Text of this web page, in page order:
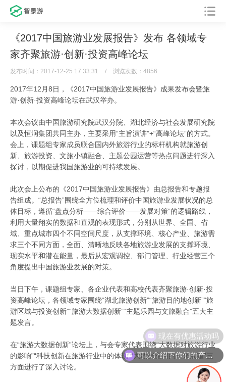
《2017中国旅游业发展报告》发布 各领域专
家齐聚旅游·创新·投资高峰论坛
发布时间：2017-12-25 17:33:31 / 浏览次数：4856
2017年12月8日，《2017中国旅游业发展报告》成果发布会暨旅
游·创新·投资高峰论坛在武汉举办。
本次会议由中国旅游研究院武汉分院、湖北经济与社会发展研究院
以及恒润集团共同主办，主要采用“主旨演讲”+“高峰论坛”的方式。
会上，课题组专家成员联合国内外旅游行业的标杆机构就旅游创
新、旅游投资、文旅小镇融合、主题公园运营等热点问题进行深入
探讨，以期促进我国旅游业的可持续发展。
此次会上公布的《2017中国旅游业发展报告》由总报告和专题报
告组成。“总报告”围绕全方位梳理和评价中国旅游业发展状况的总
体目标，遵循“盘点分析——综合评价——发展对策”的逻辑路线，
利用大量翔实的数据和直观的表现形式，分别从世界、全国、省
域、重点城市四个不同空间尺度，从支撑环境、核心产业、旅游需
求三个不同方面，全面、清晰地反映各地旅游业发展的支撑环境、
现实水平和潜在能量，最后从宏观调控、部门管理、行业经营三个
角度提出中国旅游业发展的对策。
当日下午，课题组专家、各企业代表和高校代表齐聚旅游·创新·投
资高峰论坛，各领域专家围绕“湖北旅游创新”“旅游目的地创新”“旅
游区域与投资创新”“旅游大数据创新”“主题乐园与文旅融合”五大主
题发言。
在“旅游大数据创新”论坛上，与会专家代表围绕“大数据对旅游行业
的影响”“科技创新在旅游行业中的体现”“大数据应用的未来展望”三
方面进行了深入讨论。
可以介绍下你们的产品么
现在有优惠活动吗